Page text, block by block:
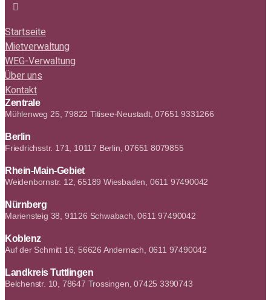
Startseite
Mietverwaltung
WEG-Verwaltung
Über uns
Kontakt
Zentrale
Mühlenweg 25, 79822 Titisee-Neustadt, 07651 9331266
Berlin
Friedrichsstr. 171, 10117 Berlin, 07651 8079855
Rhein-Main-Gebiet
Weidenbornstr. 12, 65189 Wiesbaden, 0611 97490042
Nürnberg
Mariensteig 38, 91126 Schwabach, 0611 97490042
Koblenz
Auf der Schmitt 16, 56626 Andernach, 0611 97490042
Landkreis Tuttlingen
Belchenstr. 10, 78647 Trossingen, 07425 3390743